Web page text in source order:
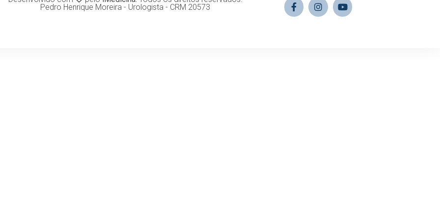
Pedro Henrique Moreira - Urologista - CRM 20573